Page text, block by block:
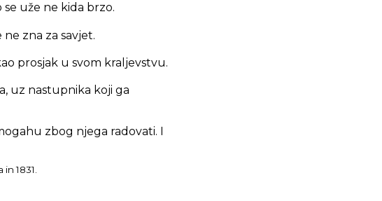
uže ne kida brzo.
zna za savjet.
prosjak u svom kraljevstvu.
uz nastupnika koji ga
zbog njega radovati. I
1831.